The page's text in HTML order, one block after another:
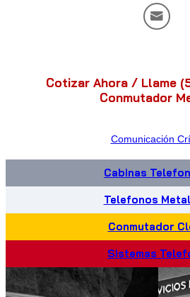
Cotizar Ahora / Llame
Conmutador
Comunicación
Cabinas
Telefonos
Conmutador
Sistemas